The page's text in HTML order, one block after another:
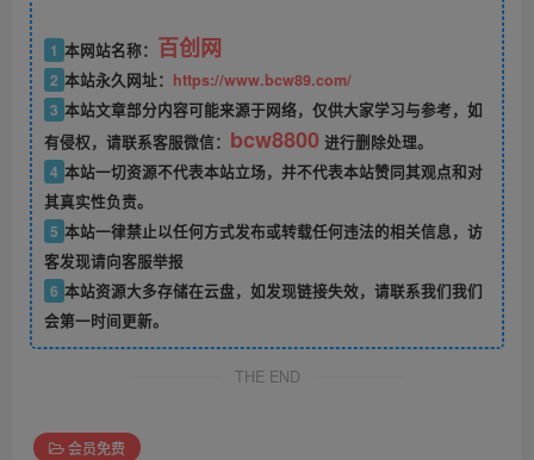
1 本网站名称： 百创网
2 本站永久网址： https://www.bcw89.com/
3 本站文章部分内容可能来源于网络，仅供大家学习与参考，如
有侵权，请联系客服微信： bcw8800 进行删除处理。
4 本站一切资源不代表本站立场，并不代表本站赞同其观点和对
其真实性负责。
5 本站一律禁止以任何方式发布或转载任何违法的相关信息，访
客发现请向客服举报
6 本站资源大多存储在云盘，如发现链接失效，请联系我们我们
会第一时间更新。
THE END
会员免费